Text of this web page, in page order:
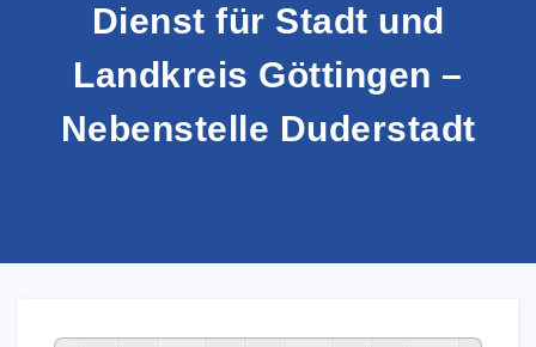
Dienst für Stadt und
Landkreis Göttingen –
Nebenstelle Duderstadt